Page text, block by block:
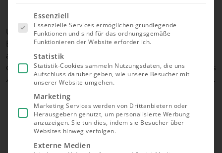
Unsere kurze Antwort: Die Erdung von
Balkonkraftwerken ist in der Regel nicht nötig und
auch nicht gesetzlich vorgeschrieben. Dennoch gibt
es einige Sonderfälle. Wir empfehlen sich wenigstens
zu informieren, um Schäden oder Risiken zu meiden.
Das Wichtigste in Kürze
Im Regelfall besteht keine gesetzliche Pflicht
Es folgt
eine Liste
der Service-
Gruppen,
für die eine
Einwilligung
erteilt
werden
kann. Die
erste
Service-
Gruppe ist
essenziell
und kann
nicht
abgewählt
Essenziell
Essenzielle Services ermöglichen grundlegende
Funktionen und sind für das ordnungsgemäße
Funktionieren der Website erforderlich.
Statistik
Statistik-Cookies sammeln Nutzungsdaten, die uns
Aufschluss darüber geben, wie unsere Besucher mit
unserer Website umgehen.
Marketing
Marketing Services werden von Drittanbietern oder
Herausgebern genutzt, um personalisierte Werbung
anzuzeigen. Sie tun dies, indem sie Besucher über
Websites hinweg verfolgen.
Externe Medien